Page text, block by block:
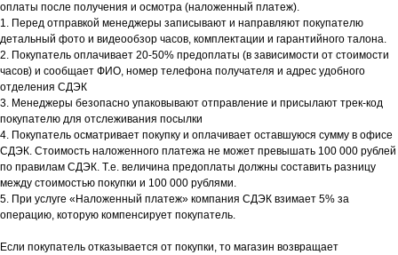
оплаты после получения и осмотра (наложенный платеж).
1. Перед отправкой менеджеры записывают и направляют покупателю
детальный фото и видеообзор часов, комплектации и гарантийного талона.
2. Покупатель оплачивает 20-50% предоплаты (в зависимости от стоимости
часов) и сообщает ФИО, номер телефона получателя и адрес удобного
отделения СДЭК
3. Менеджеры безопасно упаковывают отправление и присылают трек-код
покупателю для отслеживания посылки
4. Покупатель осматривает покупку и оплачивает оставшуюся сумму в офисе
СДЭК. Стоимость наложенного платежа не может превышать 100 000 рублей
по правилам СДЭК. Т.е. величина предоплаты должны составить разницу
между стоимостью покупки и 100 000 рублями.
5. При услуге «Наложенный платеж» компания СДЭК взимает 5% за
операцию, которую компенсирует покупатель.
Если покупатель отказывается от покупки, то магазин возвращает